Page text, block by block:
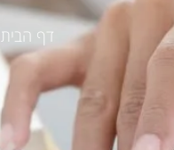
דף הבית